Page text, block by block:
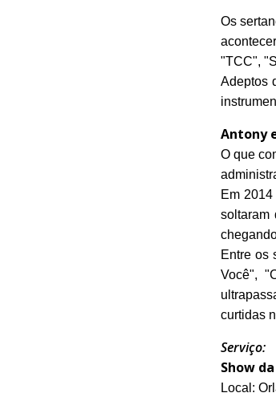
Os
"TCC",
Adeptos
Antony
O que
Em
soltaram
Entre os
Você",
curtidas
Serviço:
Show
Local: